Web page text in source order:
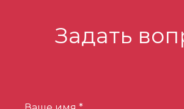
Задать